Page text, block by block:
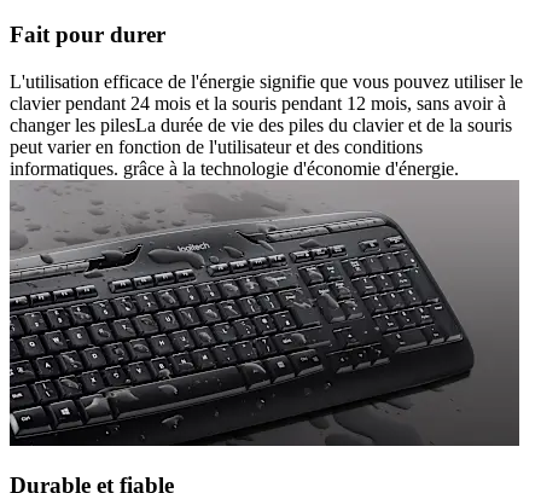
Fait pour durer
L'utilisation efficace de l'énergie signifie que vous pouvez utiliser le
clavier pendant 24 mois et la souris pendant 12 mois, sans avoir à
changer les pilesLa durée de vie des piles du clavier et de la souris
peut varier en fonction de l'utilisateur et des conditions
informatiques. grâce à la technologie d'économie d'énergie.
Durable et fiable